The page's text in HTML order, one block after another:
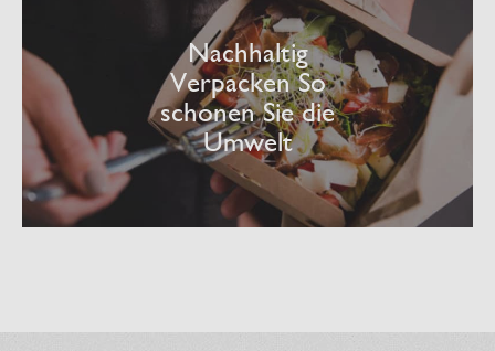
Nachhaltig
Verpacken So
schonen Sie die
Umwelt